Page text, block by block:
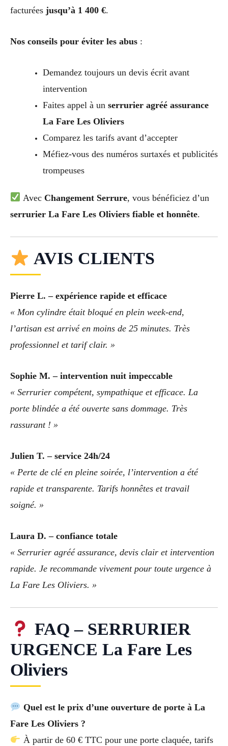
facturées jusqu’à 1 400 €.
Nos conseils pour éviter les abus :
Demandez toujours un devis écrit avant
intervention
Faites appel à un serrurier agréé assurance
La Fare Les Oliviers
Comparez les tarifs avant d’accepter
Méfiez-vous des numéros surtaxés et publicités
trompeuses
Avec Changement Serrure, vous bénéficiez d’un
serrurier La Fare Les Oliviers fiable et honnête.
AVIS CLIENTS
Pierre L. – expérience rapide et efficace
« Mon cylindre était bloqué en plein week-end,
l’artisan est arrivé en moins de 25 minutes. Très
professionnel et tarif clair. »
Sophie M. – intervention nuit impeccable
« Serrurier compétent, sympathique et efficace. La
porte blindée a été ouverte sans dommage. Très
rassurant ! »
Julien T. – service 24h/24
« Perte de clé en pleine soirée, l’intervention a été
rapide et transparente. Tarifs honnêtes et travail
soigné. »
Laura D. – confiance totale
« Serrurier agréé assurance, devis clair et intervention
rapide. Je recommande vivement pour toute urgence à
La Fare Les Oliviers. »
FAQ – SERRURIER
URGENCE La Fare Les
Oliviers
Quel est le prix d’une ouverture de porte à La
Fare Les Oliviers ?
À partir de 60 € TTC pour une porte claquée, tarifs